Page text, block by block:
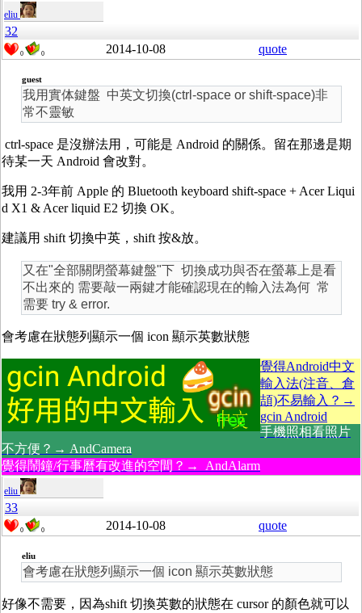
eliu
32
0 0 2014-10-08 quote
guest
我用實体鍵盤 中英文切換(ctrl-space or shift-space)非
常不靈敏
ctrl-space 是沒辦法用，可能是 Android 的關係。留在那邊是期
待某一天 Android 會改對。
我用 2-3年前 Apple 的 Bluetooth keyboard shift-space + Acer Liqui
d X1 & Acer liquid E2 切換 OK。
建議用 shift 切換中英，shift 按&放。
又在"全部關閉螢幕鍵盤"下 切換成功與否在螢幕上是看
不出來的 需要敲一兩鍵才能確認現在的輸入法為何 常
需要 try & error.
會考慮在狀態列顯示一個 icon 顯示英數狀態
覺得Android中文
輸入法(注音、倉
頡)不易輸入？→
gcin Android
手機照相看照片
不方便？→ AndCamera
覺得鬧鐘/行事曆有改進的空間？→ AndAlarm
eliu
33
0 0 2014-10-08 quote
eliu
會考慮在狀態列顯示一個 icon 顯示英數狀態
好像不需要，因為shift 切換英數的狀態在 cursor 的顏色就可以